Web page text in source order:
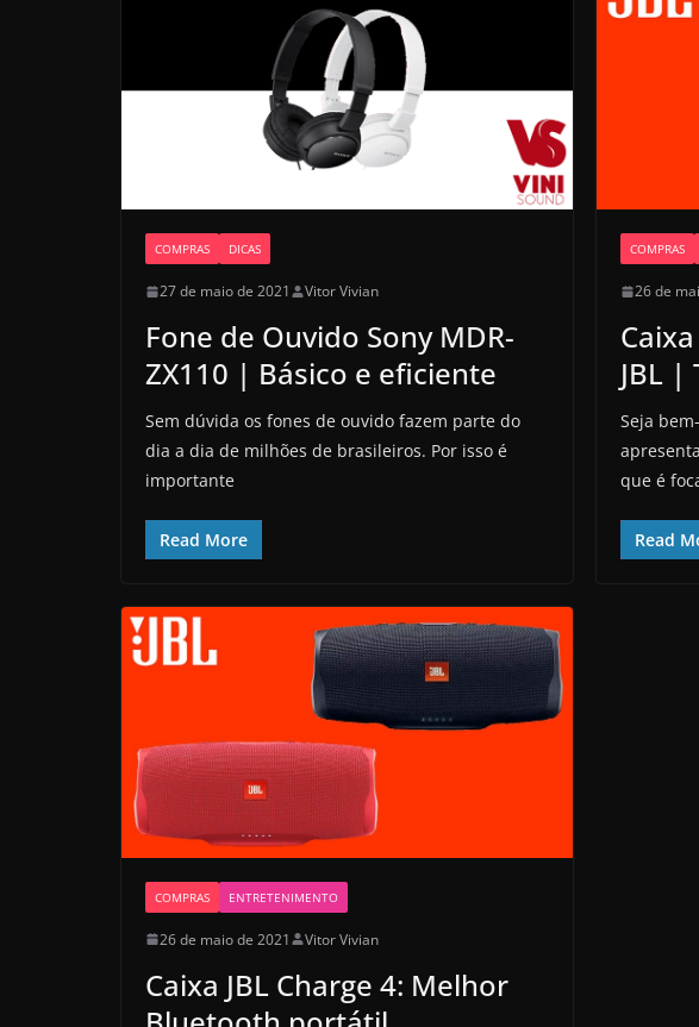
COMPRAS DICAS
27 de maio de 2021 Vitor Vivian
Fone de Ouvido Sony MDR-
ZX110 | Básico e eficiente
Sem dúvida os fones de ouvido fazem parte do
dia a dia de milhões de brasileiros. Por isso é
importante
Read More
COMPRAS
26 de
JBL |
Seja
que é
Read
COMPRAS ENTRETENIMENTO
26 de maio de 2021 Vitor Vivian
Caixa JBL Charge 4: Melhor